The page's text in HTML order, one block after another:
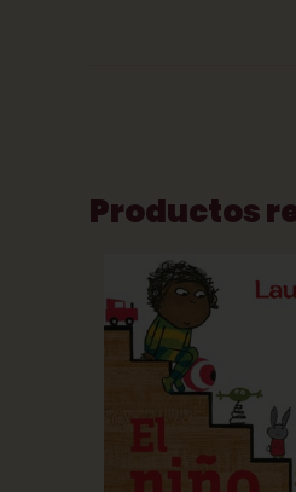
Productos